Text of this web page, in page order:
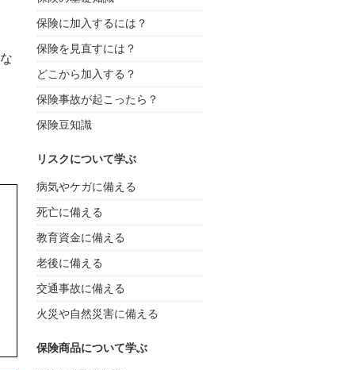
保険に加入するには？
保険を見直すには？
どこから加入する？
保険事故が起こったら？
保険豆知識
リスクについて学ぶ
病気やケガに備える
死亡に備える
教育資金に備える
老後に備える
交通事故に備える
火災や自然災害に備える
保険商品について学ぶ